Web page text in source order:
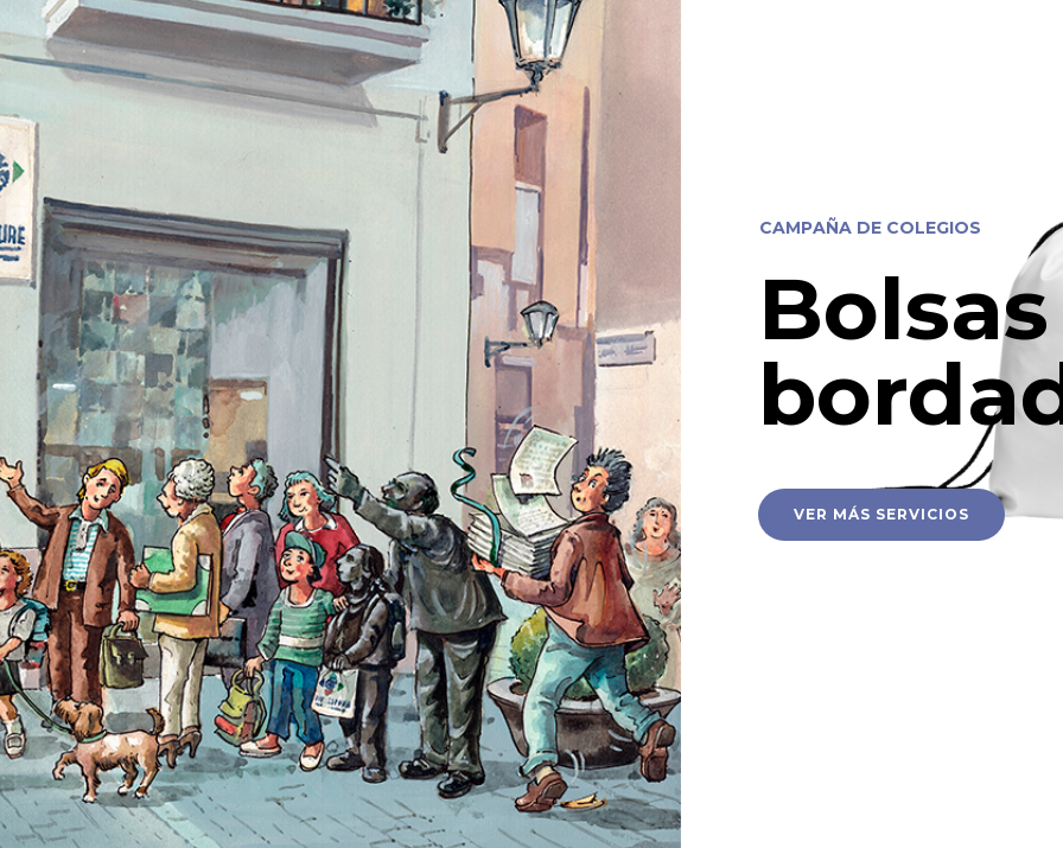
CAMPAÑA DE COLEGIOS
Bolsas
VER MÁS SERVICIOS